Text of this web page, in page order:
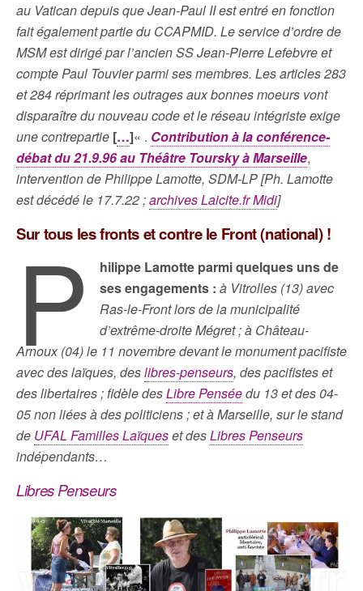
au Vatican depuis que Jean-Paul II est entré en fonction
fait également partie du CCAPMID. Le service d’ordre de
MSM est dirigé par l’ancien SS Jean-Pierre Lefebvre et
compte Paul Touvier parmi ses membres. Les articles 283
et 284 réprimant les outrages aux bonnes moeurs vont
disparaître du nouveau code et le réseau intégriste exige
une contrepartie […]« . Contribution à la conférence-
débat du 21.9.96 au Théâtre Toursky à Marseille,
intervention de Philippe Lamotte, SDM-LP[Ph. Lamotte
est décédé le 17.7.22 ;archives Laicite.fr Midi]
Sur tous les fronts et contre le Front (national) !
P
hilippe Lamotte parmi quelques uns de
ses engagements : à Vitrolles (13) avec
Ras-le-Front lors de la municipalité
d’extrême-droite Mégret ; à Château-
Arnoux (04) le 11 novembre devant le monument pacifiste
avec des laïques, deslibres-penseurs, des pacifistes et
des libertaires ; fidèle desLibre Penséedu 13 et des 04-
05 non liées à des politiciens ; et à Marseille, sur le stand
de UFAL Familles Laïqueset desLibres Penseurs
indépendants…
Libres Penseurs